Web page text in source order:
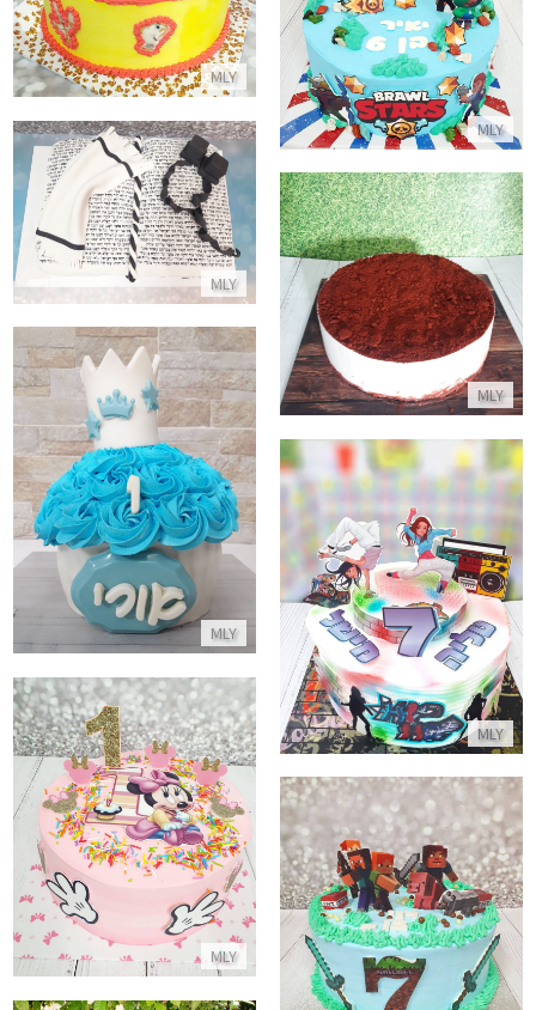
MLY
MLY
התקשר/י
MLY
עוגת בר מצווה ספר מבצק סוכר
התקשר/י
MLY
עוגת יום הולדת שבועות
התקשר/י
MLY
סמאש קייק מעוצב לבן
התקשר/י
MLY
עוגת גרפיטי ללא גלוטן
התקשר/י
MLY
עוגה מעוצבת מיני מאוס לגיל
התקשר/י
עוגת מיינקראפט
התקשר/י